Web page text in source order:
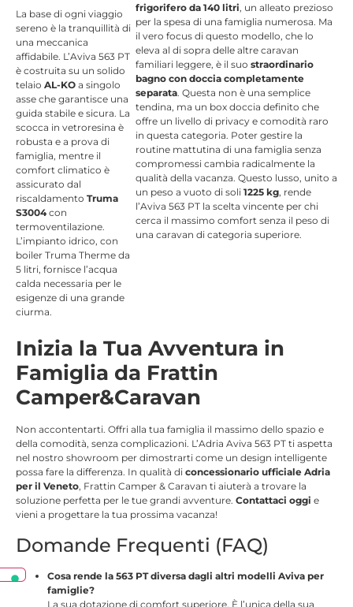
La base di ogni viaggio
sereno è la tranquillità di
una meccanica
affidabile. L’Aviva 563 PT
è costruita su un solido
telaio AL-KO a singolo
asse che garantisce una
guida stabile e sicura. La
scocca in vetroresina è
robusta e a prova di
famiglia, mentre il
comfort climatico è
assicurato dal
riscaldamento Truma
S3004con
termoventilazione.
L’impianto idrico, con
boiler Truma Therme da
5 litri, fornisce l’acqua
calda necessaria per le
esigenze di una grande
ciurma.
frigorifero da 140 litri, un alleato prezioso
per la spesa di una famiglia numerosa. Ma
il vero focus di questo modello, che lo
eleva al di sopra delle altre caravan
familiari leggere, è il suo straordinario
bagno con doccia completamente
separata. Questa non è una semplice
tendina, ma un box doccia definito che
offre un livello di privacy e comodità raro
in questa categoria. Poter gestire la
routine mattutina di una famiglia senza
compromessi cambia radicalmente la
qualità della vacanza. Questo lusso, unito a
un peso a vuoto di soli 1225 kg, rende
l’Aviva 563 PT la scelta vincente per chi
cerca il massimo comfort senza il peso di
una caravan di categoria superiore.
Inizia la Tua Avventura in
Famiglia da Frattin
Camper&Caravan
Non accontentarti. Offri alla tua famiglia il massimo dello spazio e
della comodità, senza complicazioni. L’Adria Aviva 563 PT ti aspetta
nel nostro showroom per dimostrarti come un design intelligente
possa fare la differenza. In qualità di concessionario ufficiale Adria
per il Veneto, Frattin Camper & Caravan ti aiuterà a trovare la
soluzione perfetta per le tue grandi avventure. Contattaci oggi e
vieni a progettare la tua prossima vacanza!
Domande Frequenti (FAQ)
Cosa rende la 563 PT diversa dagli altri modelli Aviva per
famiglie?
La sua dotazione di comfort superiore. È l’unica della sua